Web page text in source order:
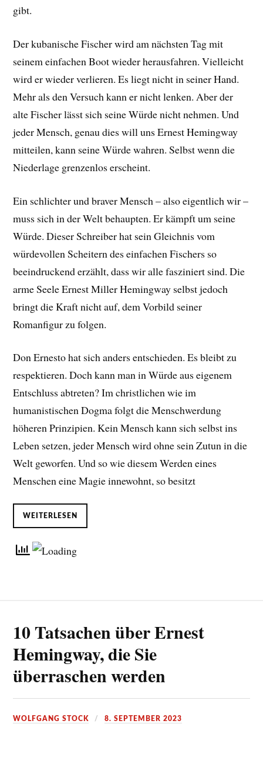
gibt.
Der kubanische Fischer wird am nächsten Tag mit
seinem einfachen Boot wieder herausfahren. Vielleicht
wird er wieder verlieren. Es liegt nicht in seiner Hand.
Mehr als den Versuch kann er nicht lenken. Aber der
alte Fischer lässt sich seine Würde nicht nehmen. Und
jeder Mensch, genau dies will uns Ernest Hemingway
mitteilen, kann seine Würde wahren. Selbst wenn die
Niederlage grenzenlos erscheint.
Ein schlichter und braver Mensch – also eigentlich wir –
muss sich in der Welt behaupten. Er kämpft um seine
Würde. Dieser Schreiber hat sein Gleichnis vom
würdevollen Scheitern des einfachen Fischers so
beeindruckend erzählt, dass wir alle fasziniert sind. Die
arme Seele Ernest Miller Hemingway selbst jedoch
bringt die Kraft nicht auf, dem Vorbild seiner
Romanfigur zu folgen.
Don Ernesto hat sich anders entschieden. Es bleibt zu
respektieren. Doch kann man in Würde aus eigenem
Entschluss abtreten? Im christlichen wie im
humanistischen Dogma folgt die Menschwerdung
höheren Prinzipien. Kein Mensch kann sich selbst ins
Leben setzen, jeder Mensch wird ohne sein Zutun in die
Welt geworfen. Und so wie diesem Werden eines
Menschen eine Magie innewohnt, so besitzt
WEITERLESEN
10 Tatsachen über Ernest
Hemingway, die Sie
überraschen werden
WOLFGANG STOCK 8. SEPTEMBER 2023